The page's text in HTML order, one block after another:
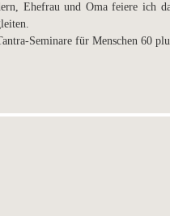
Ehefrau und Oma feiere ich
Seminare für Menschen 60